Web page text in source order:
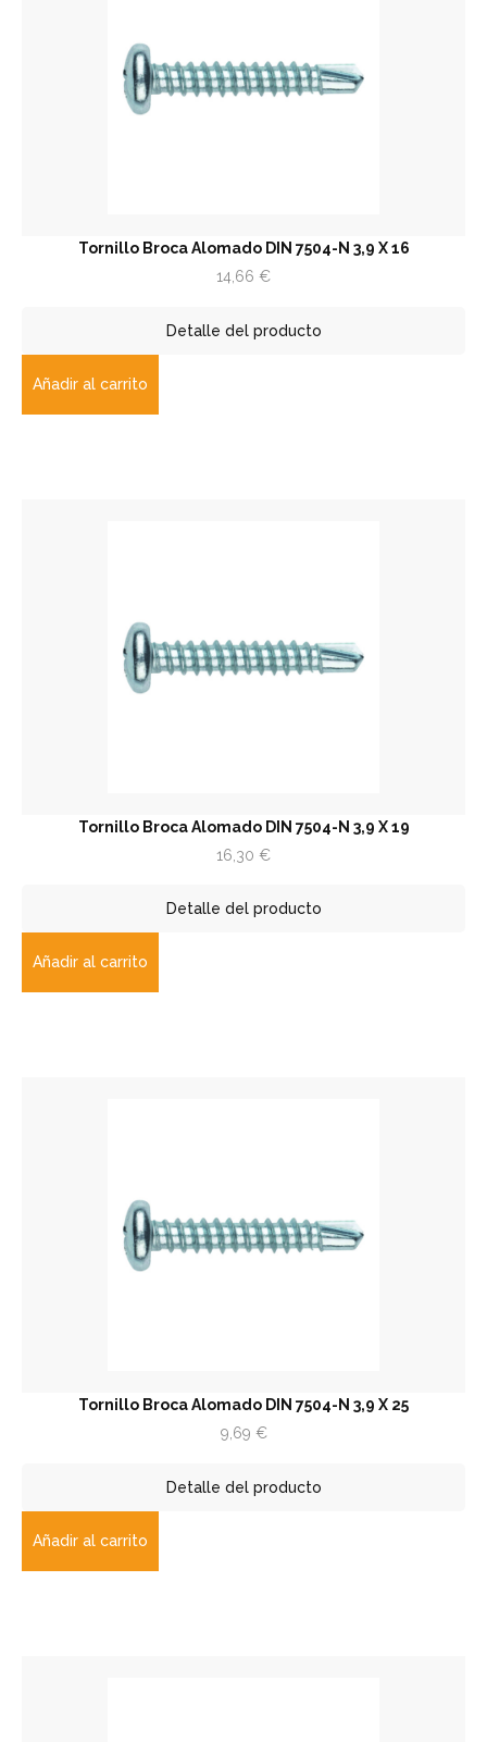
Tornillo Broca Alomado DIN 7504-N 3,9 X 16
14,66 €
Detalle del producto
Añadir al carrito
Tornillo Broca Alomado DIN 7504-N 3,9 X 19
16,30 €
Detalle del producto
Añadir al carrito
Tornillo Broca Alomado DIN 7504-N 3,9 X 25
9,69 €
Detalle del producto
Añadir al carrito